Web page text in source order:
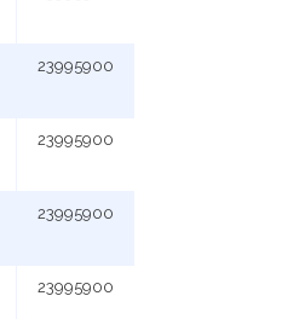
23995900
23995900
23995900
23995900